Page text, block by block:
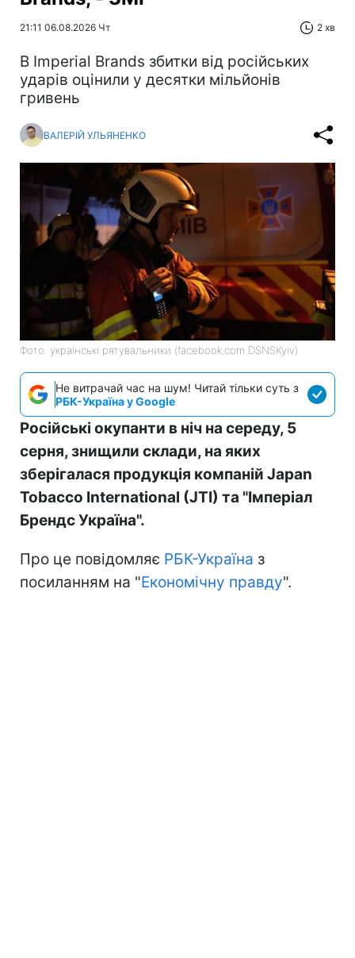
21:11 06.08.2026 Чт 2 хв
В Imperial Brands збитки від російських
ударів оцінили у десятки мільйонів
гривень
ВАЛЕРІЙ УЛЬЯНЕНКО
Фото: українські рятувальники (facebook.com DSNSKyiv)
Не витрачай час на шум! Читай тільки суть з
РБК-Україна у Google
Російські окупанти в ніч на середу, 5
серня, знищили склади, на яких
зберігалася продукція компаній Japan
Tobacco International (JTI) та "Імперіал
Брендс Україна".
Про це повідомляє РБК-Україна з
посиланням на "Економічну правду".